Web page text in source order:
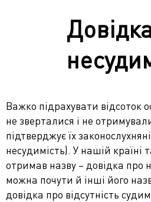
Важко підрахувати відсоток
не зверталися і не
підтверджує їх
несудимість). У нашій країні
отримав назву – довідка про
можна почути й інші його
довідка про відсутність